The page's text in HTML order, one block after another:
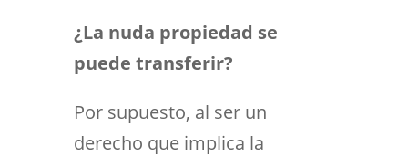
¿La nuda propiedad se
puede transferir?
Por supuesto, al ser un
derecho que implica la